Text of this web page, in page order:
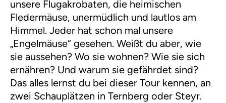
unsere Flugakrobaten, die heimischen
Fledermäuse, unermüdlich und lautlos am
Himmel. Jeder hat schon mal unsere
„Engelmäuse“ gesehen. Weißt du aber, wie
sie aussehen? Wo sie wohnen? Wie sie sich
ernähren? Und warum sie gefährdet sind?
Das alles lernst du bei dieser Tour kennen, an
zwei Schauplätzen in Ternberg oder Steyr.